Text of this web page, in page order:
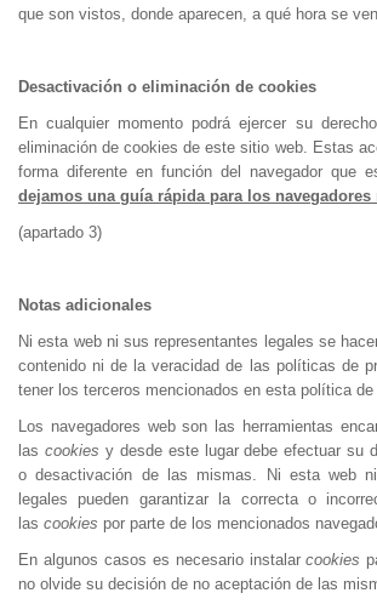
que son vistos, donde aparecen, a qué hora se
Desactivación o eliminación de cookies
En cualquier momento podrá ejercer su
eliminación de cookies de este sitio web. Estas
forma diferente en función del navegador que
dejamos una guía rápida para los navegadores
(apartado 3)
Notas adicionales
Ni esta web ni sus representantes legales se
contenido ni de la veracidad de las políticas de
tener los terceros mencionados en esta política de
Los navegadores web son las herramientas
las cookies y desde este lugar debe efectuar su
o desactivación de las mismas. Ni esta web
legales pueden garantizar la correcta o
las cookies por parte de los mencionados
En algunos casos es necesario instalarcookies
no olvide su decisión de no aceptación de las